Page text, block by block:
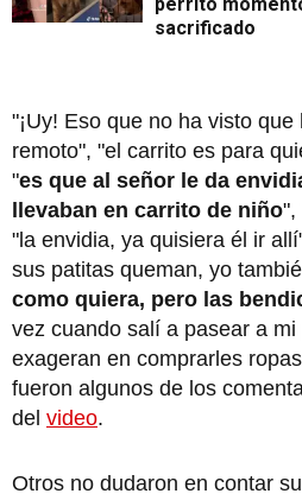
sacrificado
"¡Uy! Eso que no ha visto que
remoto", "el carrito es para
"es que al señor le da
llevaban en carrito de niño",
"la envidia, ya quisiera él ir
sus patitas queman, yo
como quiera, pero las
vez cuando salí a pasear a
exageran en comprarles
fueron algunos de los
del video.
Otros no dudaron en contar